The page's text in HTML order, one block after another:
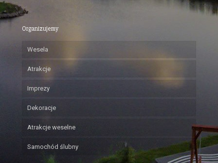
Organizujemy
Wesela
Atrakcje
Imprezy
Dekoracje
Atrakcje weselne
Samochód ślubny